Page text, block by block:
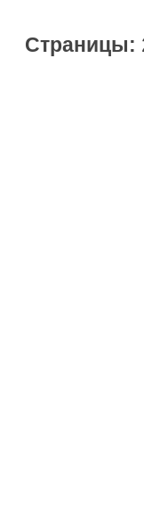
Страницы: